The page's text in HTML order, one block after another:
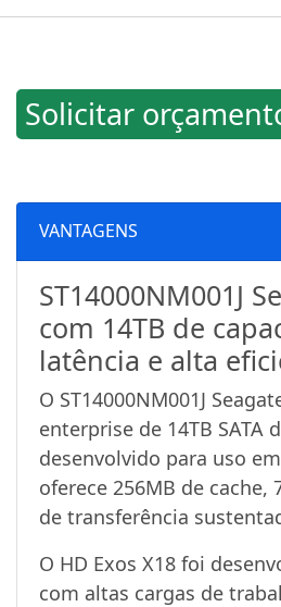
Solicitar
VANTAGENS
ST14000NM001J
com 14TB de
latência e alta
O ST14000NM001J
enterprise de 14TB SATA
desenvolvido para uso
oferece 256MB de cache,
de transferência
O HD Exos X18 foi
com altas cargas de